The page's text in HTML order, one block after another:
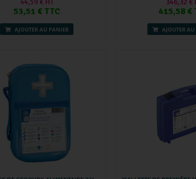
44,59 € HT
53,51 € TTC
AJOUTER AU PANIER
346,32 €
415,58 €
AJOUTER